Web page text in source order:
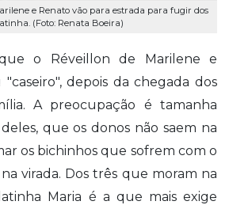
e Renato vão para estrada para fugir dos
(Foto: Renata Boeira)
o Réveillon de Marilene e
depois da chegada dos
A preocupação é tamanha
que os donos não saem na
os bichinhos que sofrem com o
virada. Dos três que moram na
Maria é a que mais exige